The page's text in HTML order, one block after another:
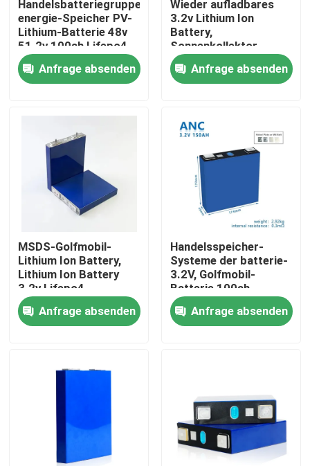
Startseite
Über uns
Fabrik Tour
Qualitätskontrolle
Kontakt
Nachrichten
Alle Fälle
Haushaltsbatteriespeicher
Batteriespeichersysteme für Privathaushalte
Handelsbatteriegruppe
energie-Speicher PV-
Lithium-Batterie 48v
51.2v 100ah Lifepo4
Anfrage absenden
Wieder aufladbares
3.2v Lithium Ion
Battery,
Sonnenkollektor-
Batterie für Energie-
Speicher
Anfrage absenden
MSDS-Golfmobil-
Lithium Ion Battery,
Lithium Ion Battery
3.2v Lifepo4
Anfrage absenden
Handelsspeicher-
Systeme der batterie-
3.2V, Golfmobil-
Batterie 100ah
Lifepo4
Anfrage absenden